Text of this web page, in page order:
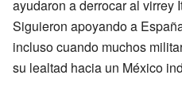
ayudaron a derrocar al virrey
Siguieron apoyando a
incluso cuando muchos
su lealtad hacia un México